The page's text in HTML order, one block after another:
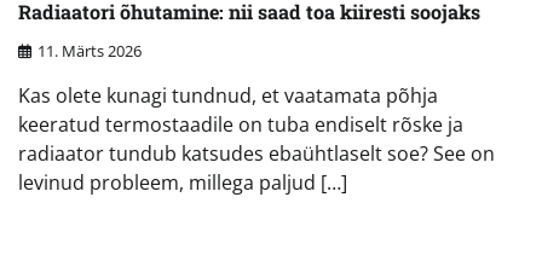
Radiaatori õhutamine: nii saad toa kiiresti soojaks
11. Märts 2026
Kas olete kunagi tundnud, et vaatamata põhja
keeratud termostaadile on tuba endiselt rõske ja
radiaator tundub katsudes ebaühtlaselt soe? See on
levinud probleem, millega paljud […]